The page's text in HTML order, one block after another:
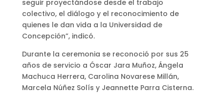
seguir proyectándose desde el trabajo
colectivo, el diálogo y el reconocimiento de
quienes le dan vida a la Universidad de
Concepción”, indicó.
Durante la ceremonia se reconoció por sus 25
años de servicio a Óscar Jara Muñoz, Ángela
Machuca Herrera, Carolina Novarese Millán,
Marcela Núñez Solís y Jeannette Parra Cisterna.